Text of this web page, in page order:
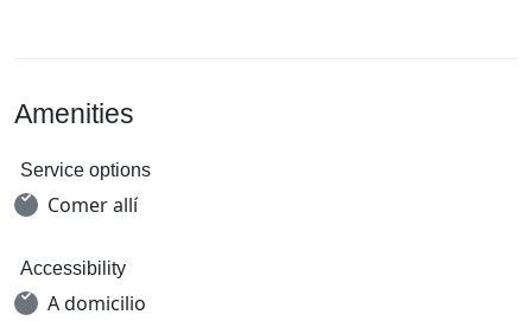
Amenities
Service options
Comer allí
Accessibility
A domicilio